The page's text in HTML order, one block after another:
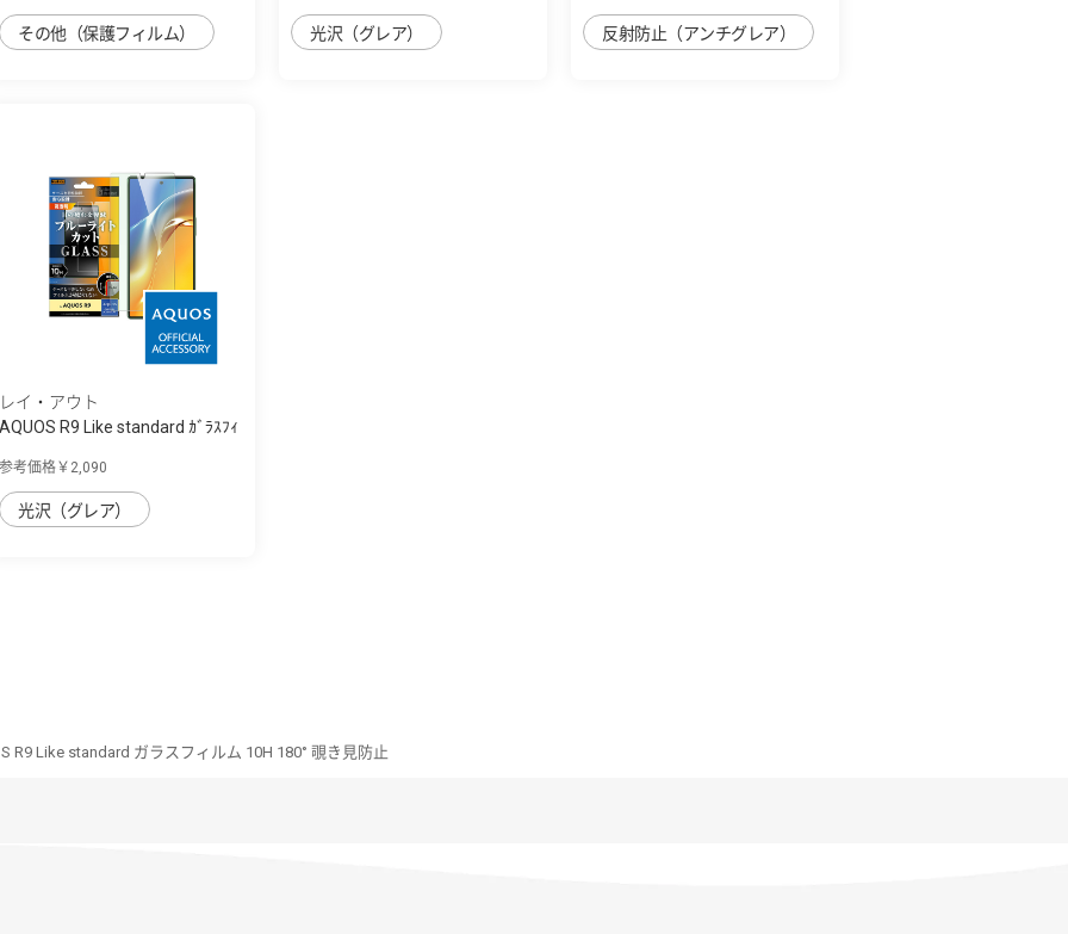
その他（保護フィルム） 光沢（グレア） 反射防止（アンチグレア）
レイ・アウト
AQUOS R9 Like standard ｶﾞﾗｽﾌｨ
参考価格￥2,090
光沢（グレア）
R9 Like standard ガラスフィルム 10H 180° 覗き見防止